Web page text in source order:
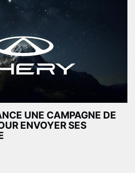
UNE CAMPAGNE DE
ENVOYER SES